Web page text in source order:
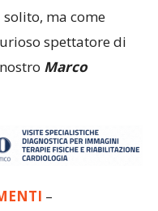
ma come
spettatore di
Marco
–